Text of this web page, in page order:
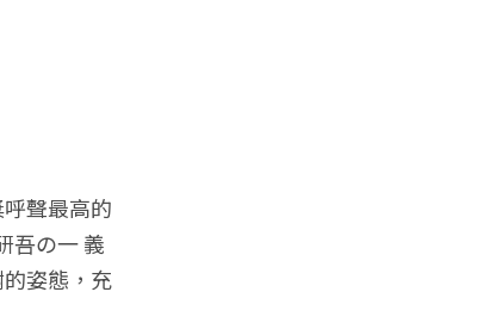
聲最高的
吾の一 義
姿態，充